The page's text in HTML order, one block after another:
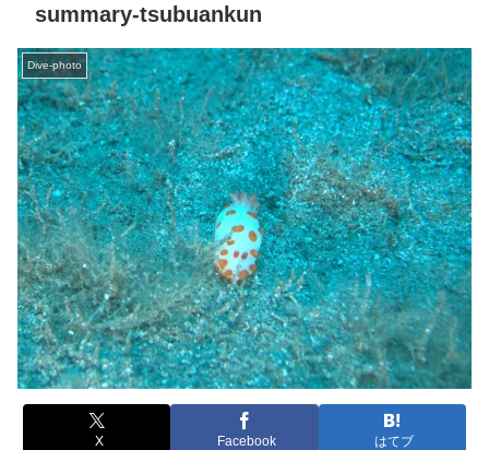
summary-tsubuankun
Dive-photo
X Facebook はてブ